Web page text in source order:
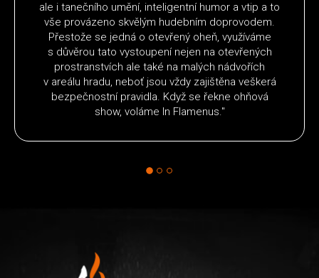
ale i tanečního umění, inteligentní humor a vtip a to
vše provázeno skvělým hudebním doprovodem.
Přestože se jedná o otevřený oheň, využíváme
s důvěrou tato vystoupení nejen na otevřených
prostranstvích ale také na malých nádvořích
v areálu hradu, neboť jsou vždy zajištěna veškerá
bezpečnostní pravidla. Když se řekne ohňová
show, voláme In Flamenus."